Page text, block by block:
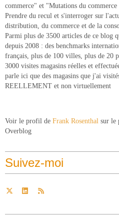
commerce" et "Mutations du
Prendre du recul et s'interroger sur
distribution, du commerce et de la
Parmi plus de 3500 articles de ce blog
depuis 2008 : des benchmarks
français, plus de 100 villes, plus de 20
3000 visites magasins réelles et
parle ici que des magasins que j'ai
REELLEMENT et non virtuellement
Voir le profil de Frank Rosenthal sur le
Overblog
Suivez-moi